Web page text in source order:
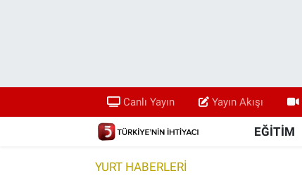
Canlı Yayın Yayın Akışı
EĞİTİM
YURT HABERLERİ
Yayın Akışı
TV 5 Ekranı ve Arşiv